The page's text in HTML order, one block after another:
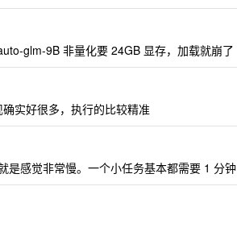
glm-9B 非量化要 24GB 显存，加载就崩了
实好很多，执行的比较精准
是感觉非常慢。一个小任务基本都需要 1 分钟